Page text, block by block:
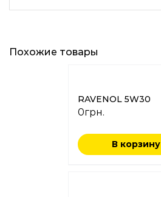
Похожие товары
RAVENOL 5W30
0грн.
В корзину